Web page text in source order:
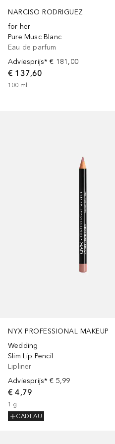
NARCISO RODRIGUEZ
for her
Pure Musc Blanc
Eau de parfum
Adviesprijs* € 181,00
€ 137,60
100 ml
NYX PROFESSIONAL MAKEUP
Wedding
Slim Lip Pencil
Lipliner
Adviesprijs* € 5,99
€ 4,79
1 g
CADEAU